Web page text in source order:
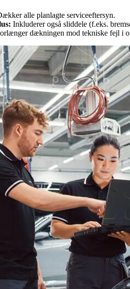
alle planlagte serviceeftersyn.
Inkluderer også sliddele (f.eks.
dækningen mod tekniske fejl i